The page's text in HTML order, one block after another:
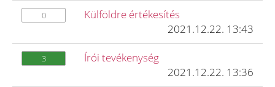
0
Külföldre értékesítés
2021.12.22. 13:43
3
Írói tevékenység
2021.12.22. 13:36